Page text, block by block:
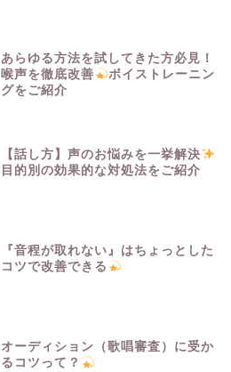
あらゆる方法を試してきた方必見！
喉声を徹底改善
ボイストレーニン
グをご紹介
【話し方】声のお悩みを一挙解決
目的別の効果的な対処法をご紹介
『音程が取れない』はちょっとした
コツで改善できる
オーディション（歌唱審査）に受か
るコツって？